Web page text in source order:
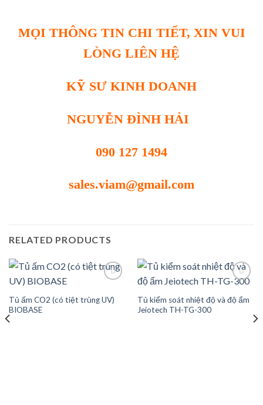
MỌI THÔNG TIN CHI TIẾT, XIN VUI
LÒNG LIÊN HỆ
KỸ SƯ KINH DOANH
NGUYỄN ĐÌNH HẢI
090 127 1494
sales.viam@gmail.com
RELATED PRODUCTS
Tủ ấm CO2 (có tiệt trùng UV)
BIOBASE
Tủ kiểm soát nhiệt độ và độ ẩm
Jeiotech TH-TG-300